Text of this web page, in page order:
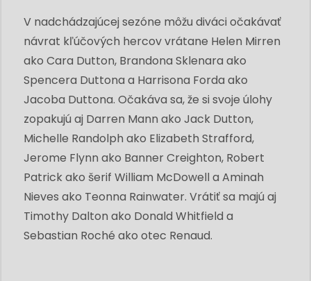
V nadchádzajúcej sezóne môžu diváci očakávať
návrat kľúčových hercov vrátane Helen Mirren
ako Cara Dutton, Brandona Sklenara ako
Spencera Duttona a Harrisona Forda ako
Jacoba Duttona. Očakáva sa, že si svoje úlohy
zopakujú aj Darren Mann ako Jack Dutton,
Michelle Randolph ako Elizabeth Strafford,
Jerome Flynn ako Banner Creighton, Robert
Patrick ako šerif William McDowell a Aminah
Nieves ako Teonna Rainwater. Vrátiť sa majú aj
Timothy Dalton ako Donald Whitfield a
Sebastian Roché ako otec Renaud.